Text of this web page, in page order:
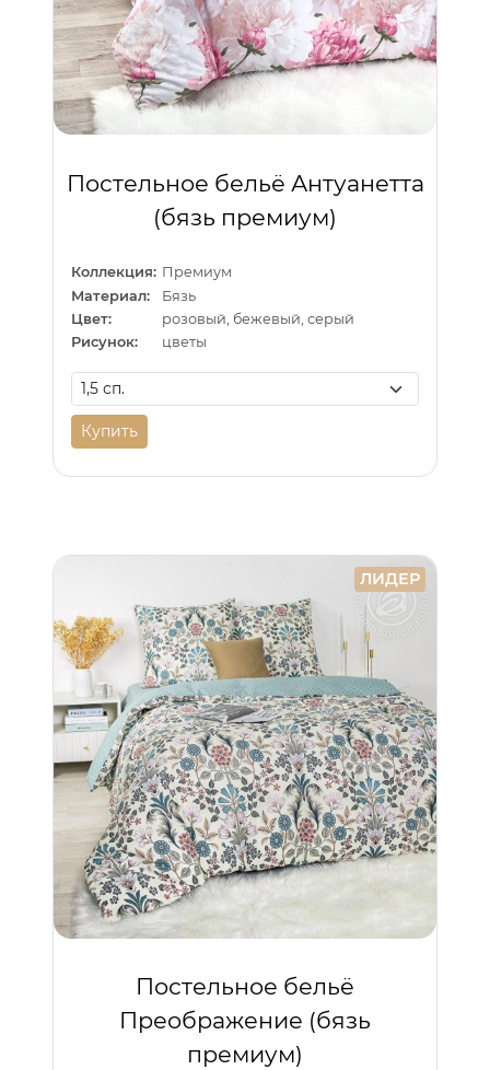
Постельное бельё Антуанетта
(бязь премиум)
Коллекция: Премиум
Материал:
Бязь
Цвет:
розовый, бежевый, серый
Рисунок:
цветы
Купить
ЛИДЕР
Постельное бельё
Преображение (бязь
премиум)